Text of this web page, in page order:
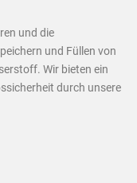
und die
und Füllen von
Wir bieten ein
durch unsere